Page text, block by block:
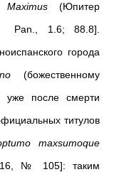
Maximus (Юпитер
Pan., 1.6; 88.8].
города
(божественному
уже после смерти
титулов
maxsumoque
№ 105]: таким